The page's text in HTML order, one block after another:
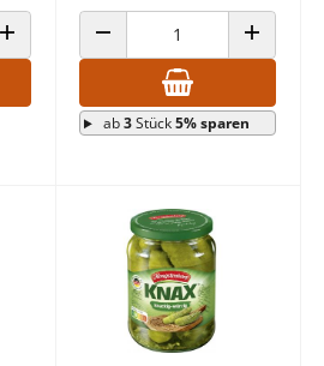
ANZAHL ERHÖHENANZAHL VERRINGERN ANZAHL
ab3Stück5% sparen